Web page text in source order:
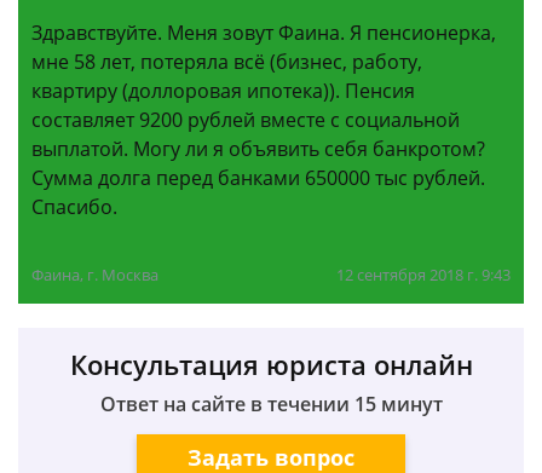
Здравствуйте. Меня зовут Фаина. Я пенсионерка,
мне 58 лет, потеряла всё (бизнес, работу,
квартиру (доллоровая ипотека)). Пенсия
составляет 9200 рублей вместе с социальной
выплатой. Могу ли я объявить себя банкротом?
Сумма долга перед банками 650000 тыс рублей.
Спасибо.
Фаина, г. Москва 12 сентября 2018 г. 9:43
Консультация юриста онлайн
Ответ на сайте в течении 15 минут
Задать вопрос